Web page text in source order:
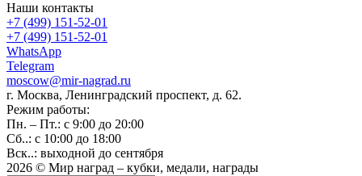
Наши контакты
+7 (499) 151-52-01
+7 (499) 151-52-01
WhatsApp
Telegram
moscow@mir-nagrad.ru
г. Москва, Ленинградский проспект, д. 62.
Режим работы:
Пн. – Пт.: с 9:00 до 20:00
Сб..: с 10:00 до 18:00
Вск..: выходной до сентября
2026 © Мир наград – кубки, медали, награды